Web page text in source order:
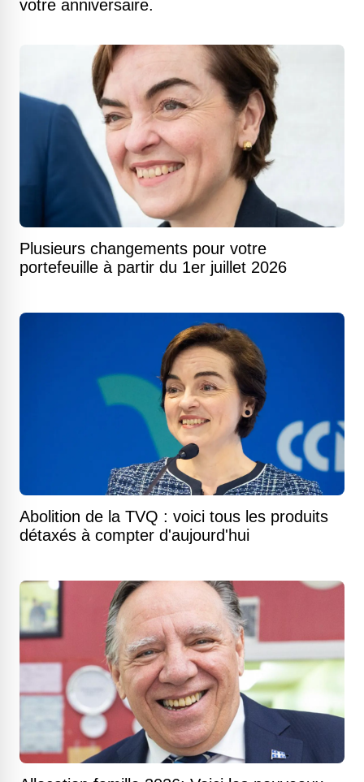
votre anniversaire.
Plusieurs changements pour votre
portefeuille à partir du 1er juillet 2026
Abolition de la TVQ : voici tous les produits
détaxés à compter d'aujourd'hui